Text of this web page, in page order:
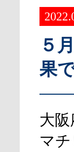
５
果
大
マ